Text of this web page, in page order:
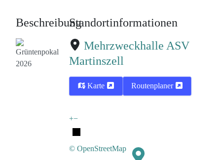
BeschreibungStandortinformationen
Mehrzweckhalle ASV
Martinszell
Karte Routenplaner
+−
© OpenStreetMap